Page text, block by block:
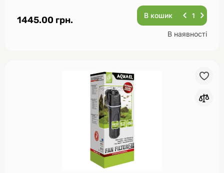
1445.00 грн. В кошик
В наявності